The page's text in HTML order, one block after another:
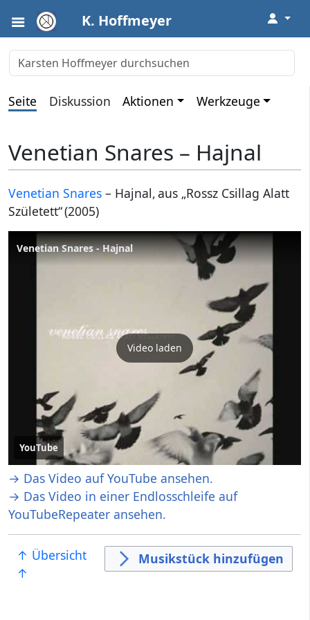
K. Hoffmeyer ↓
Seite Diskussion Aktionen Werkzeuge
Venetian Snares – Hajnal
Venetian Snares – Hajnal, aus „Rossz Csillag Alatt
Született“ (2005)
Venetian Snares - Hajnal
Video laden
YouTube
→ Das Video auf YouTube ansehen.
→ Das Video in einer Endlosschleife auf
YouTubeRepeater ansehen.
↑ Übersicht
↑
Musikstück hinzufügen